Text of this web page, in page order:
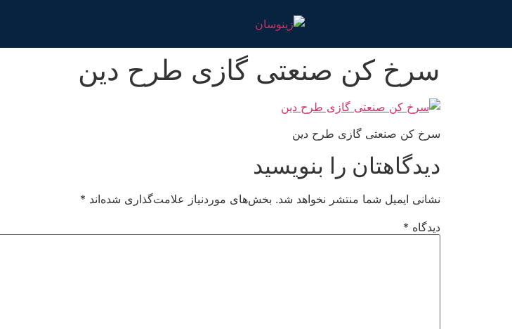
سرخ کن صنعتی گازی طرح دین
سرخ کن صنعتی گازی طرح دین
دیدگاهتان را بنویسید
نشانی ایمیل شما منتشر نخواهد شد. بخش‌های موردنیاز علامت‌گذاری شده‌اند *
دیدگاه *